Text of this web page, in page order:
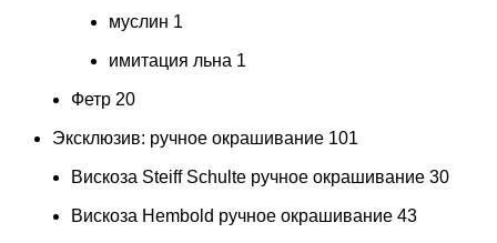
муслин 1
имитация льна 1
Фетр 20
Эксклюзив: ручное окрашивание 101
Вискоза Steiff Schulte ручное окрашивание 30
Вискоза Hembold ручное окрашивание 43